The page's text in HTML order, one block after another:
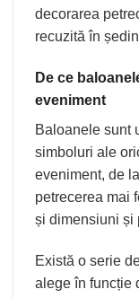
decorarea
recuzită în
De ce
eveniment
Baloanele sunt
simboluri ale
eveniment, de
petrecerea mai
și dimensiuni și
Există o serie
alege în funcție